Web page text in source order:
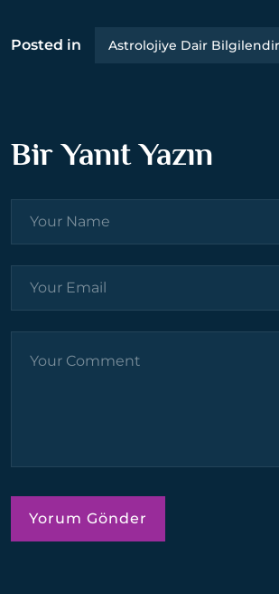
Posted in Astrolojiye Dair
Bir Yanıt Yazın